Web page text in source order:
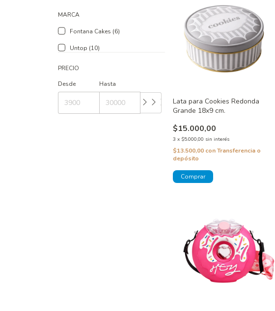
MARCA
Fontana Cakes (6)
Untop (10)
PRECIO
Desde
Hasta
Lata para Cookies Redonda
Grande 18x9 cm.
$15.000,00
3 x $5.000,00 sin interés
$13.500,00 con Transferencia o
depósito